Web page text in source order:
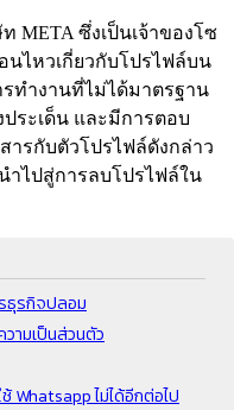
META ซึ่งเป็นเจ้าของโซ
นไหวเกี่ยวกับโปรไฟล์บน
รทำงานที่ไม่ได้มาตรฐาน
ระเด็น และมีการตอบ
ารกับตัวโปรไฟล์ดังกล่าว
ำไปสู่การลบโปรไฟล์ใน
ธุรกิจปลอม
ามเป็นส่วนตัว
Whatsapp ไม่ได้อีกต่อไป